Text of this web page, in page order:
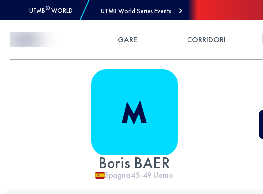
UTMB® WORLD UTMB World Series Events
GARE CORRIDORI
Boris BAER
Spagna45-49 Uomo